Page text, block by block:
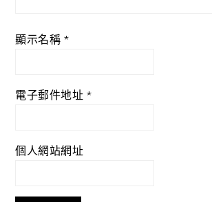
顯示名稱 *
電子郵件地址 *
個人網站網址